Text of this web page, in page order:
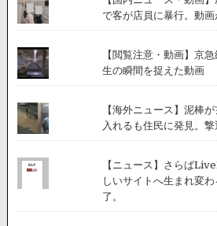
で客が店員に暴行。動画
【閲覧注意・動画】京
生の瞬間を捉えた動画
【海外ニュース】泥棒
入れるも住民に発見。撃
【ニュース】さらば
しいサイトへ生まれ変
了。